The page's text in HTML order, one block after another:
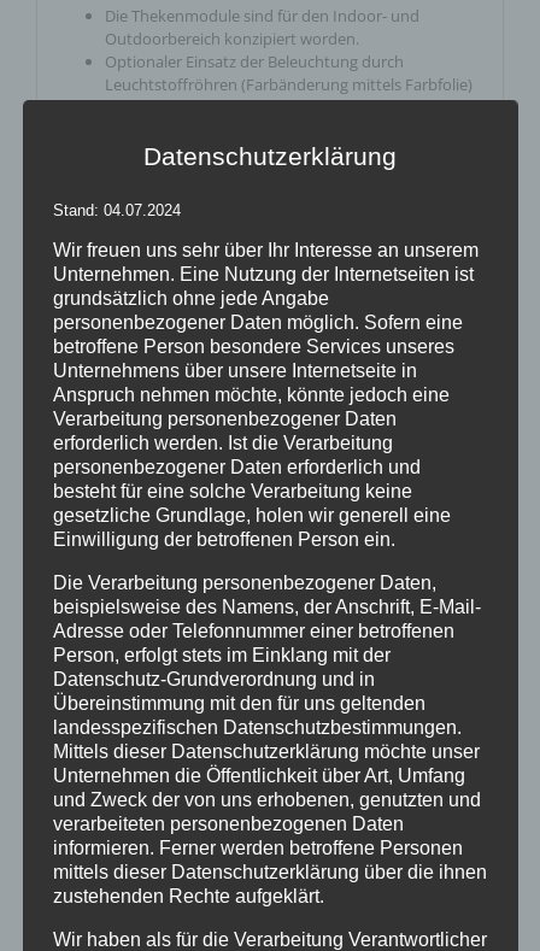
Die Thekenmodule sind für den Indoor- und
Outdoorbereich konzipiert worden.
Optionaler Einsatz der Beleuchtung durch
Leuchtstoffröhren (Farbänderung mittels Farbfolie)
Einfache Handhabung.
platzieren.
Montage/Demontage.
Das könnte dir auch gefallen …
LED Akku Ball
Bewertet
5
Datenschutzerklärung
Stand: 04.07.2024
Wir freuen uns sehr über Ihr Interesse an unserem
Unternehmen. Eine Nutzung der Internetseiten ist
grundsätzlich ohne jede Angabe
personenbezogener Daten möglich. Sofern eine
betroffene Person besondere Services unseres
Unternehmens über unsere Internetseite in
Anspruch nehmen möchte, könnte jedoch eine
Verarbeitung personenbezogener Daten
erforderlich werden. Ist die Verarbeitung
personenbezogener Daten erforderlich und
besteht für eine solche Verarbeitung keine
gesetzliche Grundlage, holen wir generell eine
Einwilligung der betroffenen Person ein.
Die Verarbeitung personenbezogener Daten,
beispielsweise des Namens, der Anschrift, E-Mail-
Adresse oder Telefonnummer einer betroffenen
Person, erfolgt stets im Einklang mit der
Datenschutz-Grundverordnung und in
Übereinstimmung mit den für uns geltenden
landesspezifischen Datenschutzbestimmungen.
Mittels dieser Datenschutzerklärung möchte unser
Unternehmen die Öffentlichkeit über Art, Umfang
und Zweck der von uns erhobenen, genutzten und
verarbeiteten personenbezogenen Daten
informieren. Ferner werden betroffene Personen
mittels dieser Datenschutzerklärung über die ihnen
zustehenden Rechte aufgeklärt.
Wir haben als für die Verarbeitung Verantwortlicher